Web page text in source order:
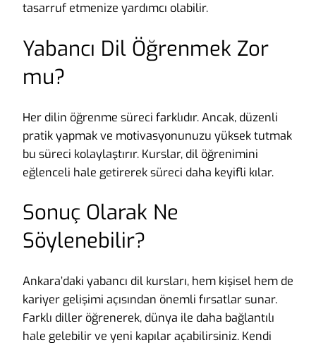
tasarruf etmenize yardımcı olabilir.
Yabancı Dil Öğrenmek Zor
mu?
Her dilin öğrenme süreci farklıdır. Ancak, düzenli
pratik yapmak ve motivasyonunuzu yüksek tutmak
bu süreci kolaylaştırır. Kurslar, dil öğrenimini
eğlenceli hale getirerek süreci daha keyifli kılar.
Sonuç Olarak Ne
Söylenebilir?
Ankara’daki yabancı dil kursları, hem kişisel hem de
kariyer gelişimi açısından önemli fırsatlar sunar.
Farklı diller öğrenerek, dünya ile daha bağlantılı
hale gelebilir ve yeni kapılar açabilirsiniz. Kendi